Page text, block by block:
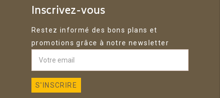
Inscrivez-vous
Restez informé des bons plans et
promotions grâce à notre newsletter